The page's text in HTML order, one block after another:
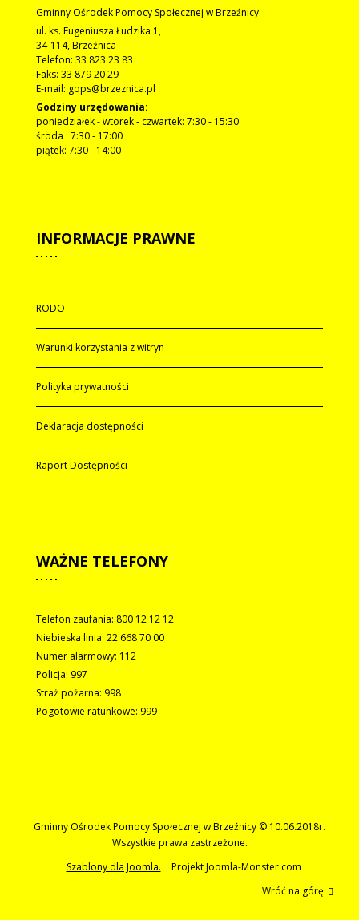
Gminny Ośrodek Pomocy Społecznej w Brzeźnicy
ul. ks. Eugeniusza Łudzika 1,
34-114, Brzeźnica
Telefon: 33 823 23 83
Faks: 33 879 20 29
E-mail: gops@brzeznica.pl
Godziny urzędowania:
poniedziałek - wtorek - czwartek: 7:30 - 15:30
środa : 7:30 - 17:00
piątek: 7:30 - 14:00
INFORMACJE PRAWNE
RODO
Warunki korzystania z witryn
Polityka prywatności
Deklaracja dostępności
Raport Dostępności
WAŻNE TELEFONY
Telefon zaufania: 800 12 12 12
Niebieska linia: 22 668 70 00
Numer alarmowy: 112
Policja: 997
Straż pożarna: 998
Pogotowie ratunkowe: 999
Gminny Ośrodek Pomocy Społecznej w Brzeźnicy © 10.06.2018r.
Wszystkie prawa zastrzeżone.
Szablony dla Joomla.
Projekt Joomla-Monster.com
Wróć na górę